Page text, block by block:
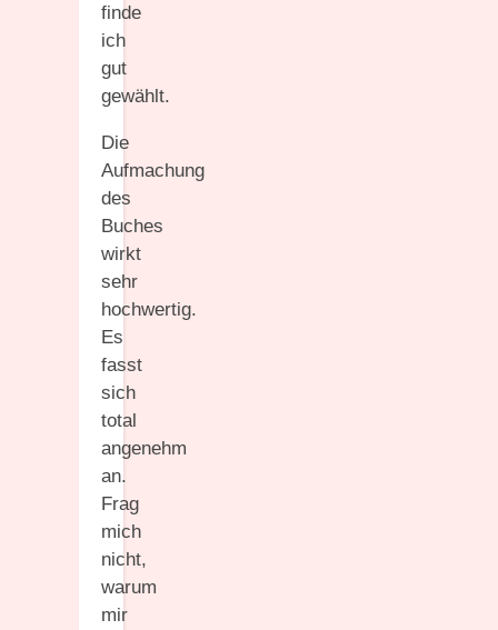
finde
ich
gut
gewählt.
Die
Aufmachung
des
Buches
wirkt
sehr
hochwertig.
Es
fasst
sich
total
angenehm
an.
Frag
mich
nicht,
warum
mir